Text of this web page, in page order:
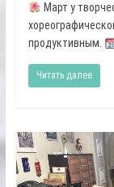
Март у
продуктивным.
Читать далее